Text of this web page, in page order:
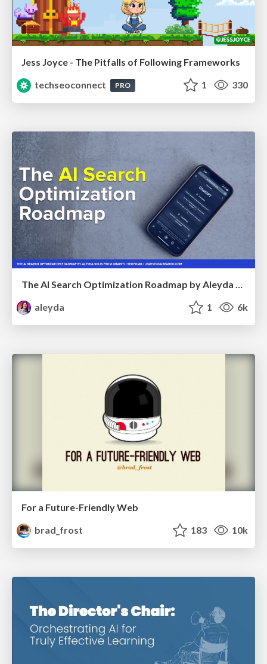
Jess Joyce - The Pitfalls of Following Frameworks
techseoconnect
PRO 1 330
The AI Search Optimization Roadmap by Aleyda Solis
aleyda
1 6k
For a Future-Friendly Web
brad_frost
183 10k